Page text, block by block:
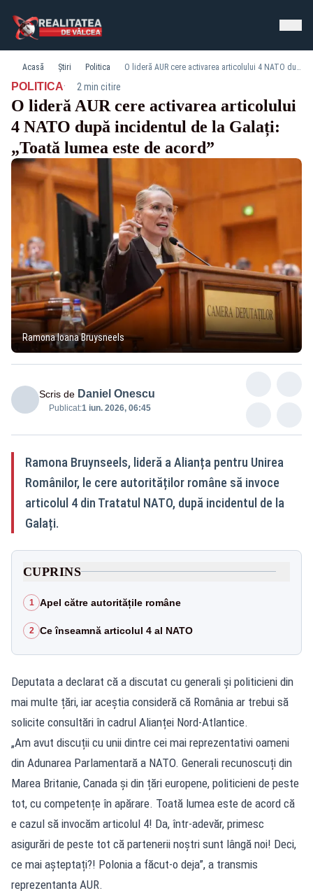
Acasă Știri Politica O lideră AUR cere activarea articolului 4 NATO după incidentul de la Galați: „Toată lumea este de acord”
POLITICA· 2 min citire
O lideră AUR cere activarea articolului
4 NATO după incidentul de la Galați:
„Toată lumea este de acord”
Ramona Ioana Bruysneels
Scris de Daniel Onescu
Publicat:1 iun. 2026, 06:45
Ramona Bruynseels, lideră a Alianța pentru Unirea
Românilor, le cere autorităților române să invoce
articolul 4 din Tratatul NATO, după incidentul de la
Galați.
CUPRINS
1 Apel către autoritățile române
2 Ce înseamnă articolul 4 al NATO
Deputata a declarat că a discutat cu generali și politicieni din
mai multe țări, iar aceștia consideră că România ar trebui să
solicite consultări în cadrul Alianței Nord-Atlantice.
„Am avut discuții cu unii dintre cei mai reprezentativi oameni
din Adunarea Parlamentară a NATO. Generali recunoscuți din
Marea Britanie, Canada și din țări europene, politicieni de peste
tot, cu competențe în apărare. Toată lumea este de acord că
e cazul să invocăm articolul 4! Da, într-adevăr, primesc
asigurări de peste tot că partenerii noștri sunt lângă noi! Deci,
ce mai așteptați?! Polonia a făcut-o deja”, a transmis
reprezentanta AUR.